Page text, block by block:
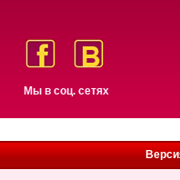
Мы в соц. сетях